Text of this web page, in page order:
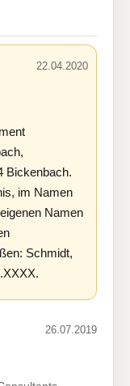
22.04.2020
Bickenbach.
im Namen
Namen
Schmidt,
26.07.2019